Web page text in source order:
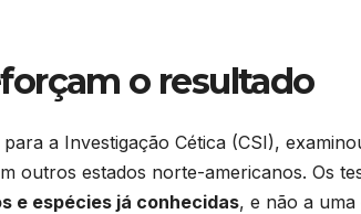
o resultado
a Investigação Cética (CSI),
outros estados norte-americanos. Os
e espécies já conhecidas, e não a